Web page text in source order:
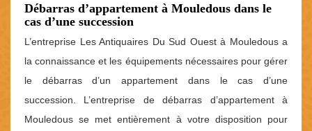
Débarras d’appartement à Mouledous dans le
cas d’une succession
L’entreprise Les Antiquaires Du Sud Ouest à Mouledous a
la connaissance et les équipements nécessaires pour gérer
le débarras d’un appartement dans le cas d’une
succession. L’entreprise de débarras d’appartement à
Mouledous se met entièrement à votre disposition pour